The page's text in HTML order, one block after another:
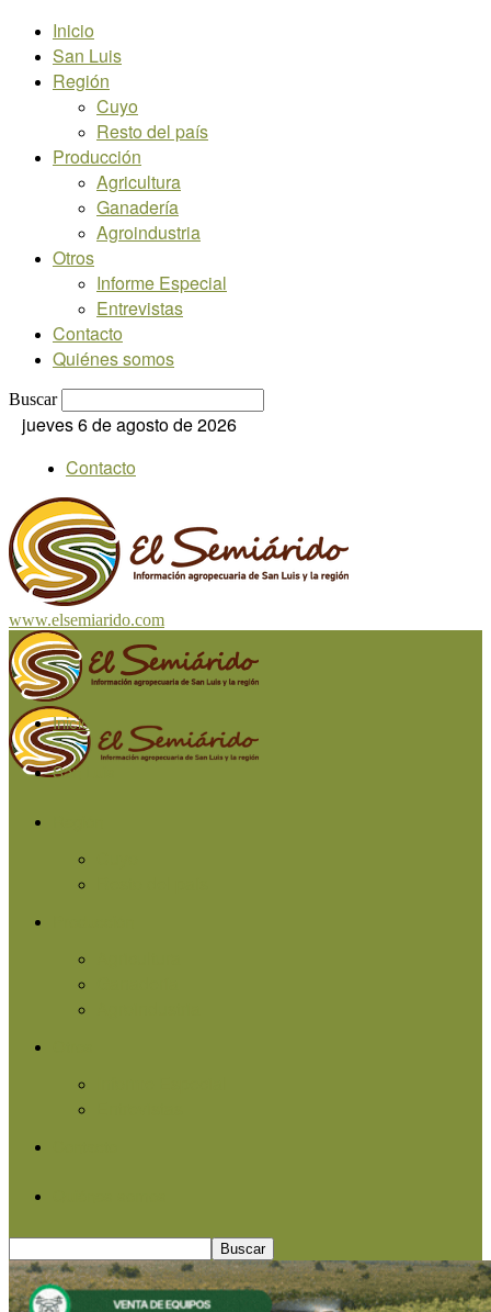
Inicio
San Luis
Región
Cuyo
Resto del país
Producción
Agricultura
Ganadería
Agroindustria
Otros
Informe Especial
Entrevistas
Contacto
Quiénes somos
Buscar
jueves 6 de agosto de 2026
Contacto
www.elsemiarido.com
Inicio
San Luis